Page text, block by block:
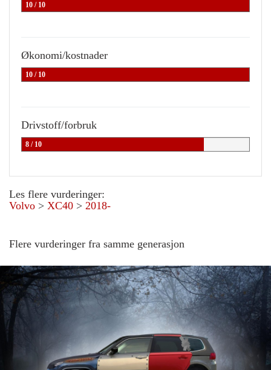
10 / 10
Økonomi/kostnader
10 / 10
Drivstoff/forbruk
8 / 10
Les flere vurderinger:
Volvo > XC40 > 2018-
Flere vurderinger fra samme generasjon